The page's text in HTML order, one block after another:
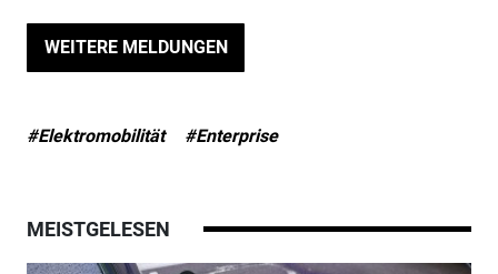
WEITERE MELDUNGEN
#Elektromobilität #Enterprise
MEISTGELESEN